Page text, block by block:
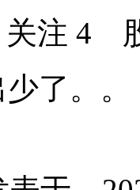
注 4
了。。